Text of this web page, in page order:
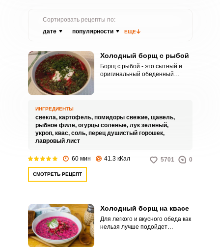
Сортировать рецепты по:
дате
популярности ЕЩЕ
Холодный борщ с рыбой
Борщ с рыбой - это сытный и
оригинальный обеденный
ИНГРЕДИЕНТЫ
свекла, картофель, помидоры свежие, щавель,
рыбное филе, огурцы соленые, лук зелёный,
укроп, квас, соль, перец душистый горошек,
лавровый лист
60 мин 41.3 кКал 5701 0
СМОТРЕТЬ РЕЦЕПТ
Холодный борщ на квасе
Для легкого и вкусного обеда как
нельзя лучше подойдет